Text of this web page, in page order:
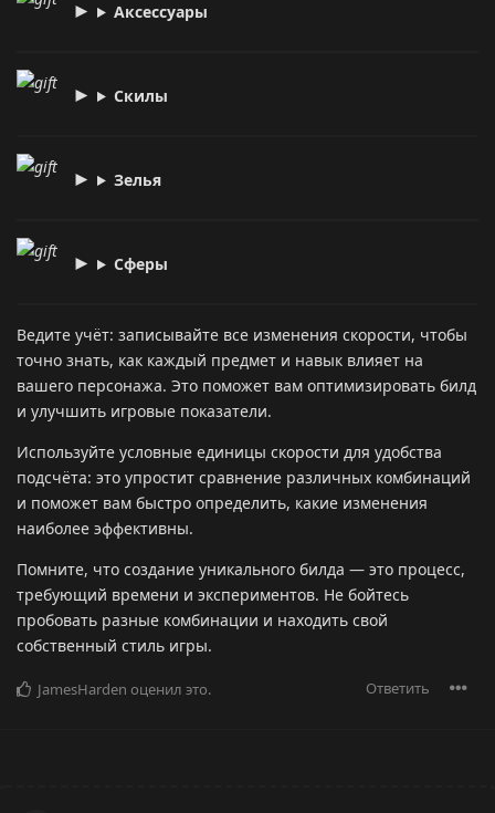
Аксессуары
Скилы
Зелья
Сферы
Ведите учёт: записывайте все изменения скорости, чтобы
точно знать, как каждый предмет и навык влияет на
вашего персонажа. Это поможет вам оптимизировать билд
и улучшить игровые показатели.
Используйте условные единицы скорости для удобства
подсчёта: это упростит сравнение различных комбинаций
и поможет вам быстро определить, какие изменения
наиболее эффективны.
Помните, что создание уникального билда — это процесс,
требующий времени и экспериментов. Не бойтесь
пробовать разные комбинации и находить свой
собственный стиль игры.
Ответить
JamesHarden оценил это.